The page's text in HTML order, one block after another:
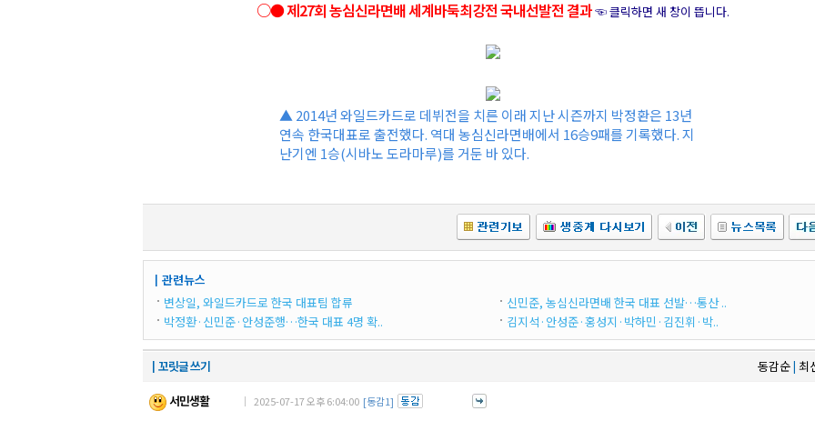
○● 제27회 농심신라면배 세계바둑최강전 국내선발전 결과☜ 클릭하면 새 창이 뜹니다.
▲ 2014년 와일드카드로 데뷔전을 치른 이래 지난 시즌까지 박정환은 13년
연속 한국대표로 출전했다. 역대 농심신라면배에서 16승9패를 기록했다. 지
난기엔 1승(시바노 도라마루)를 거둔 바 있다.
┃관련뉴스
변상일, 와일드카드로 한국 대표팀 합류
박정환·신민준·안성준행…한국 대표 4명 확..
신민준, 농심신라면배 한국 대표 선발…통산 ..
김지석·안성준·홍성지·박하민·김진휘·박..
┃꼬릿글 쓰기 동감순| 최
서민생활
｜ 2025-07-17 오후 6:04:00 [동감1]